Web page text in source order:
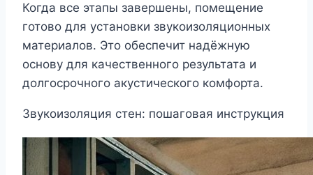
Когда все этапы завершены, помещение
готово для установки звукоизоляционных
материалов. Это обеспечит надёжную
основу для качественного результата и
долгосрочного акустического комфорта.
Звукоизоляция стен: пошаговая инструкция